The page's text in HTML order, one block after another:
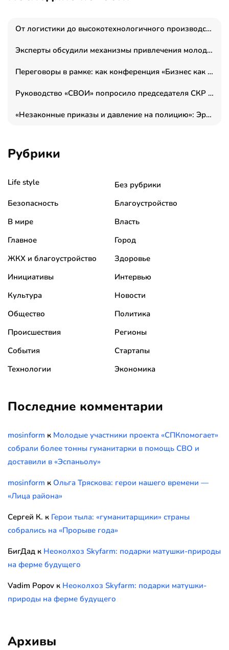
От логистики до высокотехнологичного производства: как основатель “гагаринга” выстраивает экосистему безопасности и гражданских БПЛА
Эксперты обсудили механизмы привлечения молодых специалистов в промышленные города
Переговоры в рамке: как конференция «Бизнес как искусство» переформатирует деловой этикет в стенах ТПП РФ
Руководство «СВОИ» попросило председателя СКР дать правовую оценку обысков в тыловом штабе
«Незаконные приказы и давление на полицию»: Эрнеста Султанова задержали у посольства Израиля во время одиночного пикета
Рубрики
Life style
Без рубрики
Безопасность
Благоустройство
В мире
Власть
Главное
Город
ЖКХ и благоустройство
Здоровье
Инициативы
Интервью
Культура
Новости
Общество
Политика
Происшествия
Регионы
События
Стартапы
Технологии
Экономика
Последние комментарии
mosinform к Молодые участники проекта «СПКпомогает»
собрали более тонны гуманитарки в помощь СВО и
доставили в «Эспаньолу»
mosinform к Ольга Тряскова: герои нашего времени —
«Лица района»
Сергей К. к Герои тыла: «гуманитарщики» страны
собрались на «Прорыве года»
БигДад к Неоколхоз Skyfarm: подарки матушки-природы
на ферме будущего
Vadim Popov к Неоколхоз Skyfarm: подарки матушки-
природы на ферме будущего
Архивы